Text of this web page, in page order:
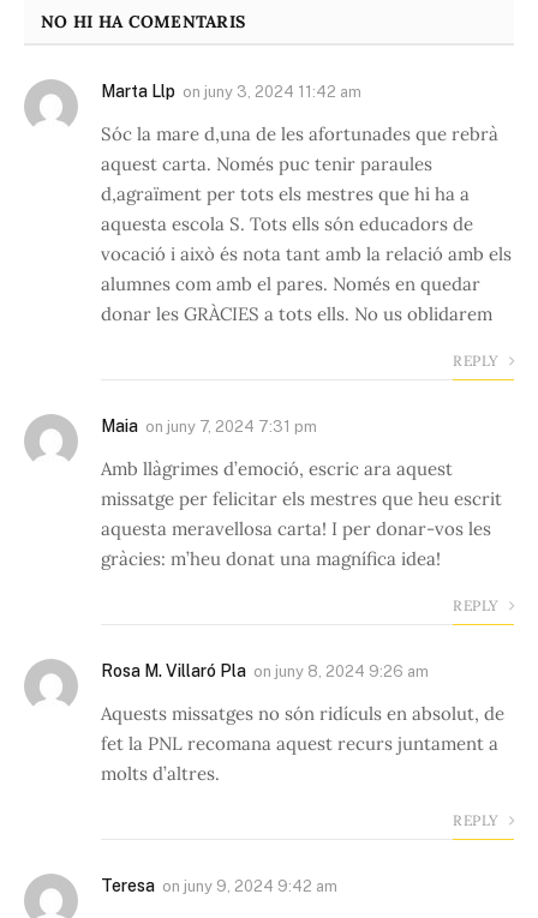
NO HI HA COMENTARIS
Marta Llp on juny 3, 2024 11:42 am
Sóc la mare d,una de les afortunades que rebrà
aquest carta. Només puc tenir paraules
d,agraïment per tots els mestres que hi ha a
aquesta escola S. Tots ells són educadors de
vocació i això és nota tant amb la relació amb els
alumnes com amb el pares. Només en quedar
donar les GRÀCIES a tots ells. No us oblidarem
REPLY
Maia on juny 7, 2024 7:31 pm
Amb llàgrimes d’emoció, escric ara aquest
missatge per felicitar els mestres que heu escrit
aquesta meravellosa carta! I per donar-vos les
gràcies: m’heu donat una magnífica idea!
REPLY
Rosa M. Villaró Pla on juny 8, 2024 9:26 am
Aquests missatges no són ridículs en absolut, de
fet la PNL recomana aquest recurs juntament a
molts d’altres.
REPLY
Teresa on juny 9, 2024 9:42 am